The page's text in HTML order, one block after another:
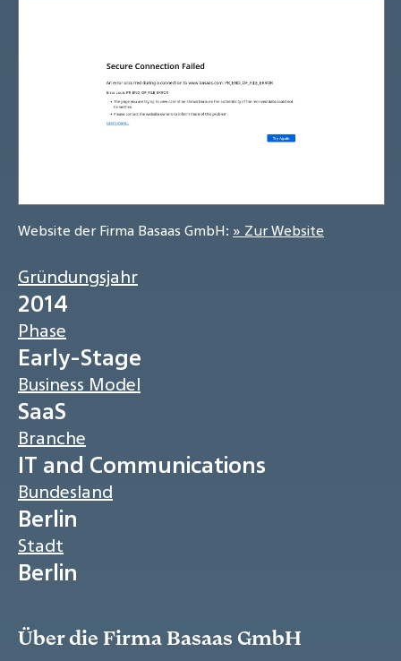
Website der Firma Basaas GmbH: » Zur Website
Gründungsjahr
2014
Phase
Early-Stage
Business Model
SaaS
Branche
IT and Communications
Bundesland
Berlin
Stadt
Berlin
Über die Firma Basaas GmbH